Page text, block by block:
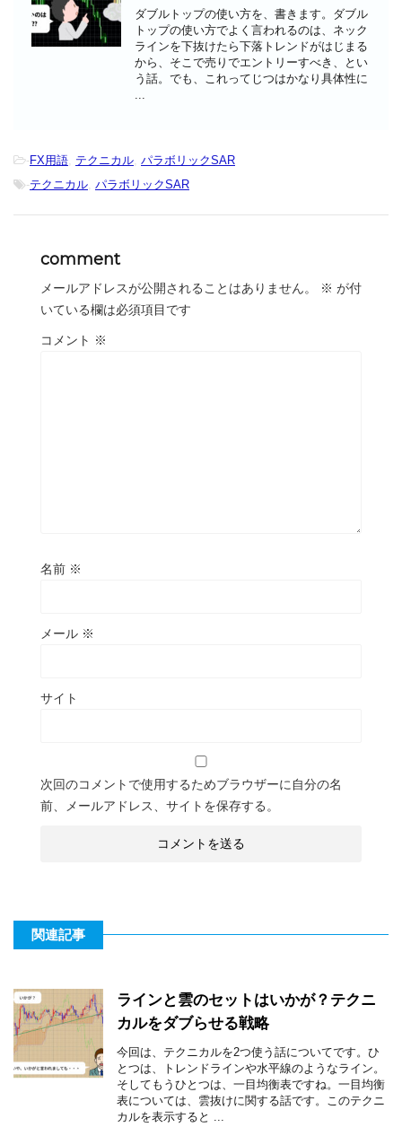
ダブルトップの使い方を、書きます。ダブル
トップの使い方でよく言われるのは、ネック
ラインを下抜けたら下落トレンドがはじまる
から、そこで売りでエントリーすべき、とい
う話。でも、これってじつはかなり具体性に
-FX用語 テクニカル パラボリックSAR
-テクニカル パラボリックSAR
comment
メールアドレスが公開されることはありません。 ※ が付
いている欄は必須項目です
コメント ※
名前 ※
メール ※
サイト
次回のコメントで使用するためブラウザーに自分の名
前、メールアドレス、サイトを保存する。
関連記事
ラインと雲のセットはいかが？テクニ
カルをダブらせる戦略
今回は、テクニカルを2つ使う話についてです。ひ
とつは、トレンドラインや水平線のようなライン。
そしてもうひとつは、一目均衡表ですね。一目均衡
表については、雲抜けに関する話です。このテクニ
カルを表示すると ...